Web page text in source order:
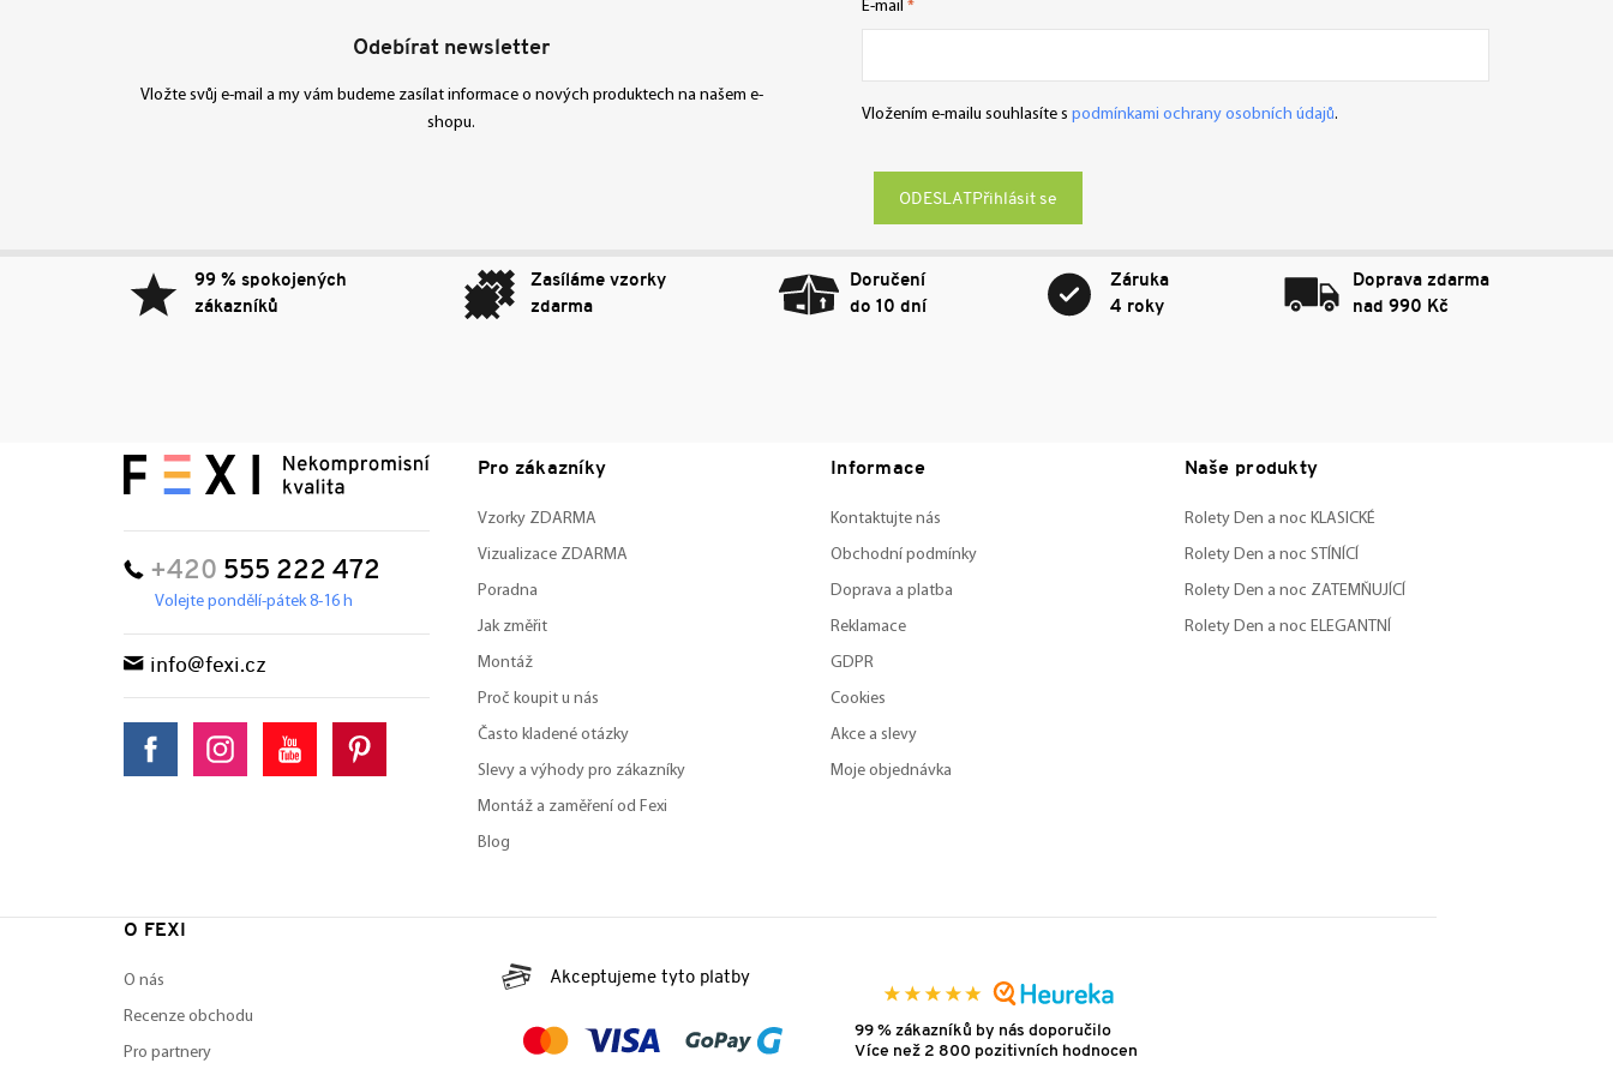
Odebírat newsletter
Vložte svůj e-mail a my vám budeme zasílat informace o nových produktech na našem e-
shopu.
E-mail
Vložením e-mailu souhlasíte s podmínkami ochrany osobních údajů.
Přihlásit se
99 % spokojených
zákazníků
Zasíláme vzorky
zdarma
Doručení
do 10 dní
Záruka
4 roky
Doprava zdarma
nad 990 Kč
+420 555 222 472
Volejte pondělí-pátek 8-16 h
info@fexi.cz
Pro zákazníky
Vzorky ZDARMA
Vizualizace ZDARMA
Poradna
Jak změřit
Montáž
Proč koupit u nás
Často kladené otázky
Slevy a výhody pro zákazníky
Montáž a zaměření od Fexi
Blog
Informace
Kontaktujte nás
Obchodní podmínky
Doprava a platba
Reklamace
GDPR
Cookies
Akce a slevy
Moje objednávka
Naše produkty
Rolety Den a noc KLASICKÉ
Rolety Den a noc STÍNÍCÍ
Rolety Den a noc ZATEMŇUJÍCÍ
Rolety Den a noc ELEGANTNÍ
O FEXI
O nás
Recenze obchodu
Pro partnery
Akceptujeme tyto platby
99 % zákazníků by nás doporučilo
Více než 2 800 pozitivních hodnocení